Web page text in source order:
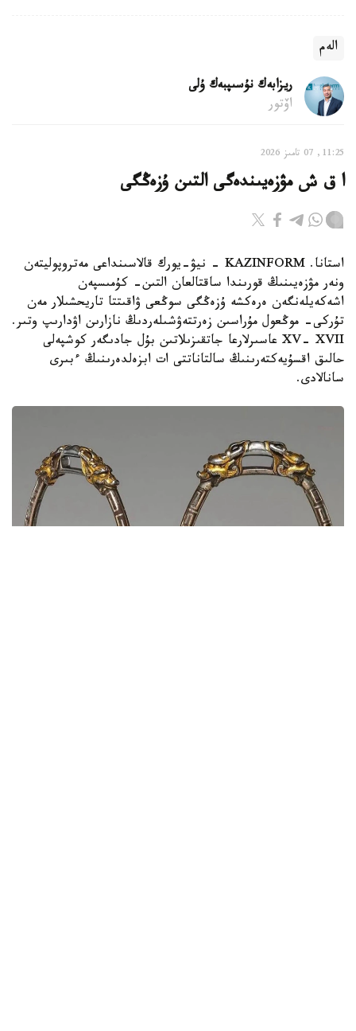
الەم
ريزابەك نۇسىپبەك ۇلى
اۆتور
11:25, 07 تامىز 2026
ا ق ش مۋزەيىندەگى التىن ۇزەڭگى
استانا. KAZINFORM - نيۋ-يورك قالاسىنداعى مەتروپوليتەن
ونەر مۋزەيىنىڭ قورىندا ساقتالعان التىن- كۇمىسپەن
اشەكەيلەنگەن ەرەكشە ۇزەڭگى سوڭعى ۋاقىتتا تاريحشىلار مەن
تۇركى- موڭعول مۇراسىن زەرتتەۋشىلەردىڭ نازارىن اۋدارىپ وتىر.
XV- XVII عاسىرلارعا جاتقىزىلاتىن بۇل جادىگەر كوشپەلى
حالىق اقسۇيەكتەرىنىڭ سالتاناتتى ات ابزەلدەرىنىڭ ءبىرى
سانالادى.